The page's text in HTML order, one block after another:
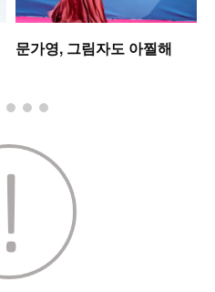
문가영, 그림자도 아찔해